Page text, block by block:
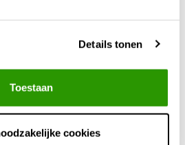
Details tonen
Toestaan
cookies